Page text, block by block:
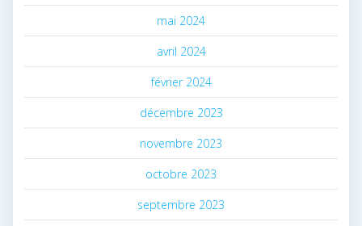
mai 2024
avril 2024
février 2024
décembre 2023
novembre 2023
octobre 2023
septembre 2023